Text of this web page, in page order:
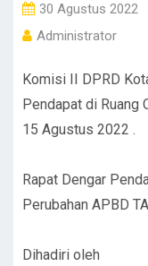
30 Agustus 2022
Administrator
Komisi II DPRD
Pendapat di Ruang
15 Agustus 2022 .
Rapat Dengar
Perubahan APBD
Dihadiri oleh